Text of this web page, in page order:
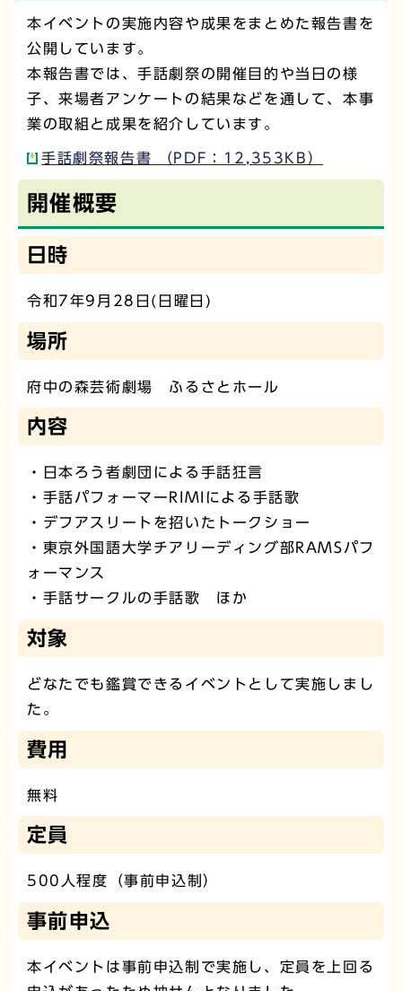
本イベントの実施内容や成果をまとめた報告書を
公開しています。
本報告書では、手話劇祭の開催目的や当日の様
子、来場者アンケートの結果などを通して、本事
業の取組と成果を紹介しています。
手話劇祭報告書 （PDF：12,353KB）
開催概要
日時
令和7年9月28日(日曜日)
場所
府中の森芸術劇場 ふるさとホール
内容
・日本ろう者劇団による手話狂言
・手話パフォーマーRIMIによる手話歌
・デフアスリートを招いたトークショー
・東京外国語大学チアリーディング部RAMSパフ
ォーマンス
・手話サークルの手話歌 ほか
対象
どなたでも鑑賞できるイベントとして実施しまし
た。
費用
無料
定員
500人程度（事前申込制）
事前申込
本イベントは事前申込制で実施し、定員を上回る